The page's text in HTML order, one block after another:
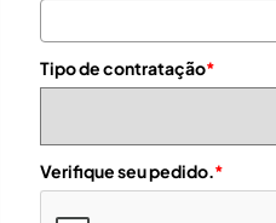
Tipo de contratação*
Verifique seu pedido. *